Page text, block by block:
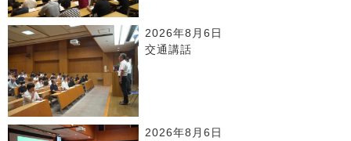
2026年8月6日
交通講話
2026年8月6日